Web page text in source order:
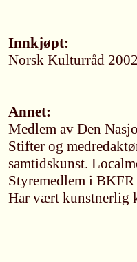
Innkjøpt:
Norsk Kulturråd 2002
Annet:
Medlem av Den
Stifter og
samtidskunst.
Styremedlem i
Har vært kunstnerlig